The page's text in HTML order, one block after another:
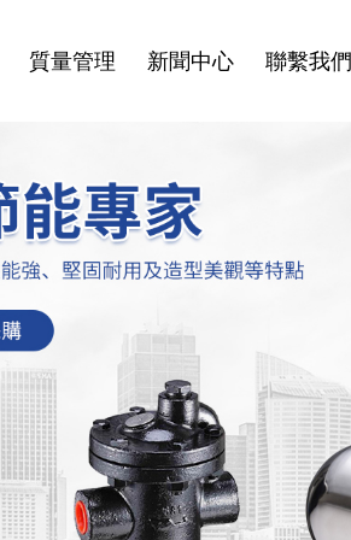
質量管理 新聞中心 聯繫我們